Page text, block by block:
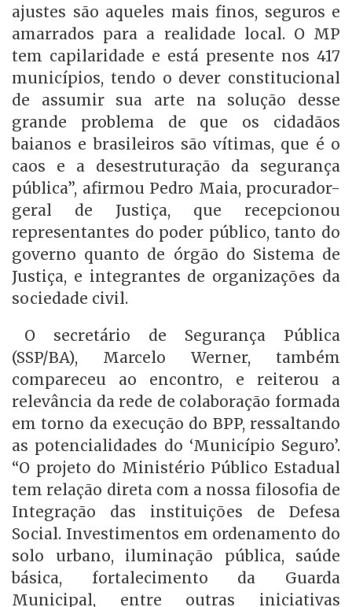
ajustes são aqueles mais finos, seguros e
amarrados para a realidade local. O MP
tem capilaridade e está presente nos 417
municípios, tendo o dever constitucional
de assumir sua arte na solução desse
grande problema de que os cidadãos
baianos e brasileiros são vítimas, que é o
caos e a desestruturação da segurança
pública”, afirmou Pedro Maia, procurador-
geral de Justiça, que recepcionou
representantes do poder público, tanto do
governo quanto de órgão do Sistema de
Justiça, e integrantes de organizações da
sociedade civil.
O secretário de Segurança Pública
(SSP/BA), Marcelo Werner, também
compareceu ao encontro, e reiterou a
relevância da rede de colaboração formada
em torno da execução do BPP, ressaltando
as potencialidades do ‘Município Seguro’.
“O projeto do Ministério Público Estadual
tem relação direta com a nossa filosofia de
Integração das instituições de Defesa
Social. Investimentos em ordenamento do
solo urbano, iluminação pública, saúde
básica, fortalecimento da Guarda
Municipal, entre outras iniciativas